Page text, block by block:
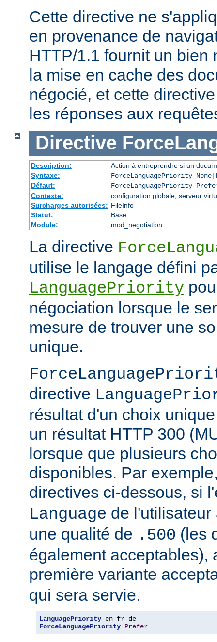
Cette directive ne
en provenance de
HTTP/1.1 fournit un bien
la mise en cache des
négocié, et cette
les réponses aux
Directive
Description:
Action à entreprendre si un
Syntaxe:
ForceLanguagePriority
Défaut:
ForceLanguagePriority
Contexte:
configuration globale, serveur
Surcharges autorisées: FileInfo
Statut:
Base
Module:
mod_negotiation
La directive
utilise le langage défini
LanguagePriority
négociation lorsque le
mesure de trouver une
unique.
directive
résultat d'un choix
un résultat HTTP 300
lorsque que plusieurs
disponibles. Par
directives ci-dessous, si
Language de
une qualité de .500 (les
également acceptables),
première variante
qui sera servie.
LanguagePriority
ForceLanguagePriority Prefer